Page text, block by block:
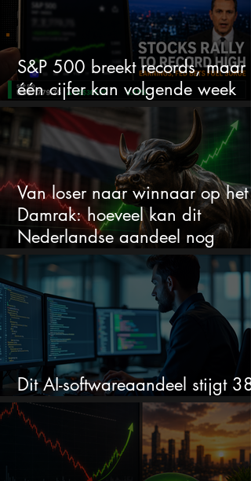
S&P 500 breekt records, maar
één cijfer kan volgende week
alles veranderen
Van loser naar winnaar op het
Damrak: hoeveel kan dit
Nederlandse aandeel nog
stijgen?
Dit AI-softwareaandeel stijgt
en zet de SaaS-crash op zijn